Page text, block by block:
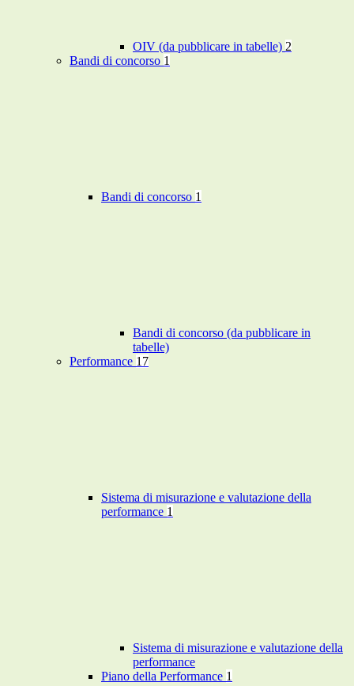
OIV (da pubblicare in tabelle) 2
Bandi di concorso 1
Bandi di concorso 1
Bandi di concorso (da pubblicare in
tabelle)
Performance 17
Sistema di misurazione e valutazione della
performance 1
Sistema di misurazione e valutazione della
performance
Piano della Performance 1